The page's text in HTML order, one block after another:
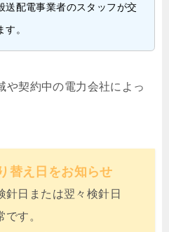
送配電事業者のスタッフが交
。
や契約中の電力会社によっ
替え日をお知らせ
針日または翌々検針日
す。